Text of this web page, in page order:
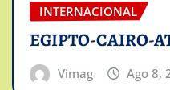
INTERNACIONAL
EGIPTO-CAIRO-
Vimag Ago 8,